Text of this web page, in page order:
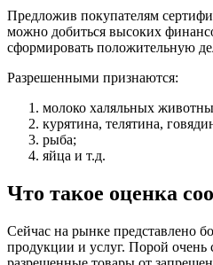
Предложив покупателям
можно добиться высоких
сформировать положительную
Разрешенными признаются:
молоко халяльных
курятина, телятина,
рыба;
яйца и т.д.
Что такое оценка
Сейчас на рынке представлено
продукции и услуг. Порой очень